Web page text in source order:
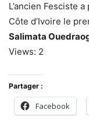
L’ancien Fesciste
Côte d’Ivoire le
Salimata
Views: 2
Partager :
Facebook